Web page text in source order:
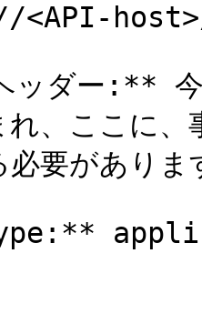
<API-
ッダー:**
、ここに
要がありま